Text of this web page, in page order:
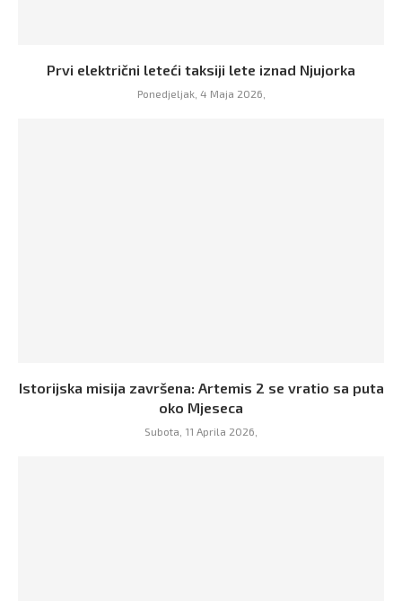
Prvi električni leteći taksiji lete iznad Njujorka
Ponedjeljak, 4 Maja 2026,
Istorijska misija završena: Artemis 2 se vratio sa puta
oko Mjeseca
Subota, 11 Aprila 2026,